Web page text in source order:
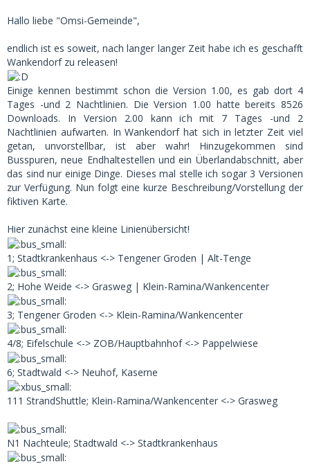
Hallo liebe "Omsi-Gemeinde",
endlich ist es soweit, nach langer langer Zeit habe ich es geschafft
Wankendorf zu releasen!
Einige kennen bestimmt schon die Version 1.00, es gab dort 4
Tages -und 2 Nachtlinien. Die Version 1.00 hatte bereits 8526
Downloads. In Version 2.00 kann ich mit 7 Tages -und 2
Nachtlinien aufwarten. In Wankendorf hat sich in letzter Zeit viel
getan, unvorstellbar, ist aber wahr! Hinzugekommen sind
Busspuren, neue Endhaltestellen und ein Überlandabschnitt, aber
das sind nur einige Dinge. Dieses mal stelle ich sogar 3 Versionen
zur Verfügung. Nun folgt eine kurze Beschreibung/Vorstellung der
fiktiven Karte.
Hier zunächst eine kleine Linienübersicht!
1; Stadtkrankenhaus <-> Tengener Groden | Alt-Tenge
2; Hohe Weide <-> Grasweg | Klein-Ramina/Wankencenter
3; Tengener Groden <-> Klein-Ramina/Wankencenter
4/8; Eifelschule <-> ZOB/Hauptbahnhof <-> Pappelwiese
6; Stadtwald <-> Neuhof, Kaserne
111 StrandShuttle; Klein-Ramina/Wankencenter <-> Grasweg
N1 Nachteule; Stadtwald <-> Stadtkrankenhaus